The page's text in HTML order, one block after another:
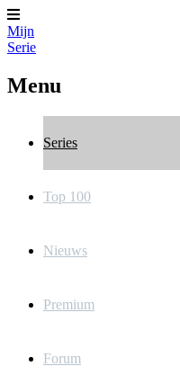
Mijn
Serie
Menu
Series
Top 100
Nieuws
Premium
Forum